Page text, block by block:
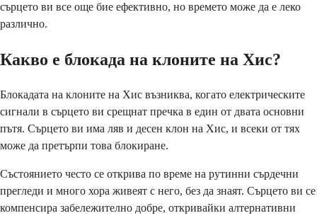
сърцето ви все още бие ефективно, но времето може да е леко
различно.
Какво е блокада на клоните на Хис?
Блокадата на клоните на Хис възниква, когато електрическите
сигнали в сърцето ви срещнат пречка в един от двата основни
пътя. Сърцето ви има ляв и десен клон на Хис, и всеки от тях
може да претърпи това блокиране.
Състоянието често се открива по време на рутинни сърдечни
прегледи и много хора живеят с него, без да знаят. Сърцето ви се
компенсира забележително добре, откривайки алтернативни